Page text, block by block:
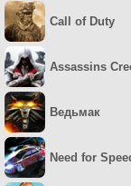
Call of Duty
Assassins
Ведьмак
Need for